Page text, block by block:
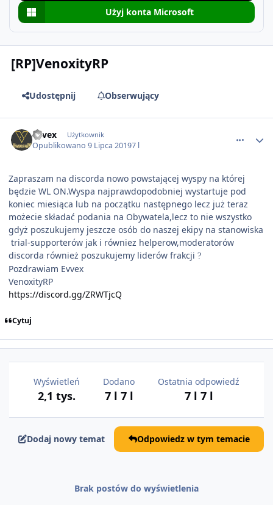
Użyj konta Microsoft
[RP]VenoxityRP
Udostępnij Obserwujący
evvex Użytkownik
Opublikowano9 Lipca 20197 l
Zapraszam na discorda nowo powstającej wyspy na której
będzie WL ON.Wyspa najprawdopodobniej wystartuje pod
koniec miesiąca lub na początku następnego lecz już teraz
możecie składać podania na Obywatela,lecz to nie wszystko
gdyż poszukujemy jeszcze osób do naszej ekipy na stanowiska
trial-supporterów jak i równiez helperow,moderatorów
discorda również poszukujemy liderów frakcji ?
Pozdrawiam Evvex
VenoxityRP
https://discord.gg/ZRWTjcQ
Cytuj
Wyświetleń
2,1 tys.
Dodano
7 l 7 l
Ostatnia odpowiedź
7 l 7 l
Dodaj nowy temat Odpowiedz w tym temacie
Brak postów do wyświetlenia